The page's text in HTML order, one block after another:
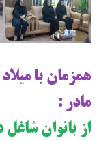
همزمان با
مادر :
از بانوان